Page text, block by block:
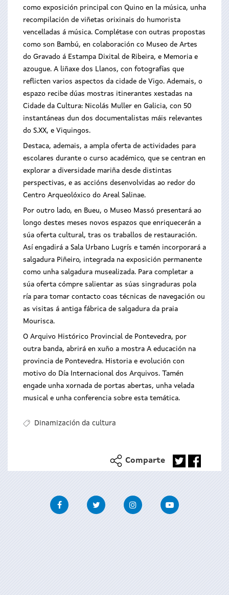
como exposición principal con Quino en la música, unha
recompilación de viñetas orixinais do humorista
vencelladas á música. Complétase con outras propostas
como son Bambú, en colaboración co Museo de Artes
do Gravado á Estampa Dixital de Ribeira, e Memoria e
azougue. A liñaxe dos Llanos, con fotografías que
reflicten varios aspectos da cidade de Vigo. Ademais, o
espazo recibe dúas mostras itinerantes xestadas na
Cidade da Cultura: Nicolás Muller en Galicia, con 50
instantáneas dun dos documentalistas máis relevantes
do S.XX, e Viquingos.
Destaca, ademais, a ampla oferta de actividades para
escolares durante o curso académico, que se centran en
explorar a diversidade mariña desde distintas
perspectivas, e as accións desenvolvidas ao redor do
Centro Arqueolóxico do Areal Salinae.
Por outro lado, en Bueu, o Museo Massó presentará ao
longo destes meses novos espazos que enriquecerán a
súa oferta cultural, tras os traballos de restauración.
Así engadirá a Sala Urbano Lugrís e tamén incorporará a
salgadura Piñeiro, integrada na exposición permanente
como unha salgadura musealizada. Para completar a
súa oferta cómpre salientar as súas singraduras pola
ría para tomar contacto coas técnicas de navegación ou
as visitas á antiga fábrica de salgadura da praia
Mourisca.
O Arquivo Histórico Provincial de Pontevedra, por
outra banda, abrirá en xuño a mostra A educación na
provincia de Pontevedra. Historia e evolución con
motivo do Día Internacional dos Arquivos. Tamén
engade unha xornada de portas abertas, unha velada
musical e unha conferencia sobre esta temática.
Dinamización da cultura
Comparte
FacebookTwitter InstagramYoutube